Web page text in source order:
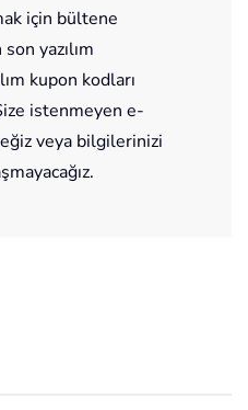
için bültene
yazılım
kupon kodları
istenmeyen e-
veya bilgilerinizi